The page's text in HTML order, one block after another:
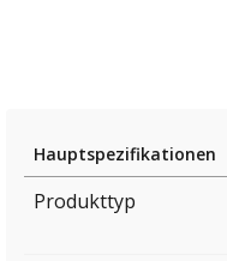
Hauptspezifikationen
Produkttyp